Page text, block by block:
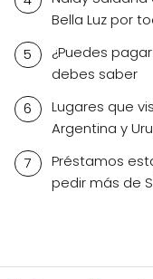
Bella Luz por
¿Puedes
debes saber
Lugares que
Argentina y
Préstamos
pedir más de